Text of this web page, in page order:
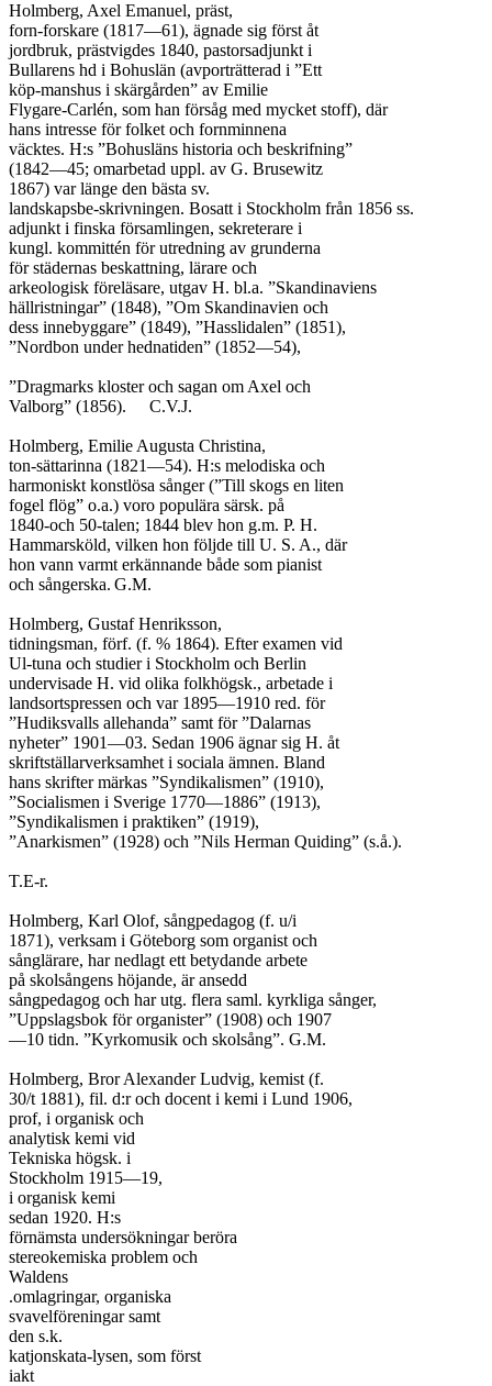
Holmberg, Axel Emanuel, präst,
forn-forskare (1817—61), ägnade sig först åt
jordbruk, prästvigdes 1840, pastorsadjunkt i
Bullarens hd i Bohuslän (avporträtterad i ”Ett
köp-manshus i skärgården” av Emilie
Flygare-Carlén, som han försåg med mycket stoff), där
hans intresse för folket och fornminnena
väcktes. H:s ”Bohusläns historia och beskrifning”
(1842—45; omarbetad uppl. av G. Brusewitz
1867) var länge den bästa sv.
landskapsbe-skrivningen. Bosatt i Stockholm från 1856 ss.
adjunkt i finska församlingen, sekreterare i
kungl. kommittén för utredning av grunderna
för städernas beskattning, lärare och
arkeologisk föreläsare, utgav H. bl.a. ”Skandinaviens
hällristningar” (1848), ”Om Skandinavien och
dess innebyggare” (1849), ”Hasslidalen” (1851),
”Nordbon under hednatiden” (1852—54),
”Dragmarks kloster och sagan om Axel och
Valborg” (1856).	C.V.J.
Holmberg, Emilie Augusta Christina,
ton-sättarinna (1821—54). H:s melodiska och
harmoniskt konstlösa sånger (”Till skogs en liten
fogel flög” o.a.) voro populära särsk. på
1840-och 50-talen; 1844 blev hon g.m. P. H.
Hammarsköld, vilken hon följde till U. S. A., där
hon vann varmt erkännande både som pianist
och sångerska.	G.M.
Holmberg, Gustaf Henriksson,
tidningsman, förf. (f. % 1864). Efter examen vid
Ul-tuna och studier i Stockholm och Berlin
undervisade H. vid olika folkhögsk., arbetade i
landsortspressen och var 1895—1910 red. för
”Hudiksvalls allehanda” samt för ”Dalarnas
nyheter” 1901—03. Sedan 1906 ägnar sig H. åt
skriftställarverksamhet i sociala ämnen. Bland
hans skrifter märkas ”Syndikalismen” (1910),
”Socialismen i Sverige 1770—1886” (1913),
”Syndikalismen i praktiken” (1919),
”Anarkismen” (1928) och ”Nils Herman Quiding” (s.å.).
T.E-r.
Holmberg, Karl Olof, sångpedagog (f. u/i
1871), verksam i Göteborg som organist och
sånglärare, har nedlagt ett betydande arbete
på skolsångens höjande, är ansedd
sångpedagog och har utg. flera saml. kyrkliga sånger,
”Uppslagsbok för organister” (1908) och 1907
—10 tidn. ”Kyrkomusik och skolsång”. G.M.
Holmberg, Bror Alexander Ludvig, kemist (f.
30/t 1881), fil. d:r och docent i kemi i Lund 1906,
prof, i organisk och
analytisk kemi vid
Tekniska högsk. i
Stockholm 1915—19,
i organisk kemi
sedan 1920. H:s
förnämsta undersökningar beröra
stereokemiska problem och
Waldens
.omlagringar, organiska
svavelföreningar samt
den s.k.
katjonskata-lysen, som först
iakt